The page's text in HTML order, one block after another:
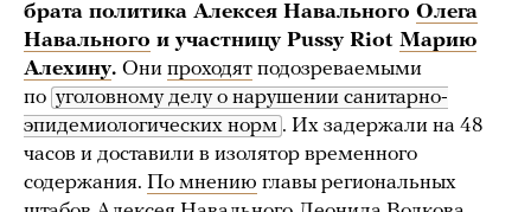
брата политика Алексея Навального Олега
Навального и участницу Pussy Riot Марию
Алехину. Они проходят подозреваемыми
по уголовному делу о нарушении санитарно-
эпидемиологических норм . Их задержали на 48
часов и доставили в изолятор временного
содержания. По мнению главы региональных